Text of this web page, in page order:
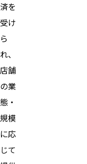
済を
受け
ら
れ、
店舗
の業
態・
規模
に応
じて